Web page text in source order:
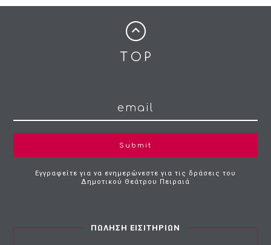
Submit
Εγγραφείτε για να ενημερώνεστε για τις δράσεις του
Δημοτικού Θεάτρου Πειραιά
ΠΩΛΗΣΗ ΕΙΣΙΤΗΡΙΩΝ